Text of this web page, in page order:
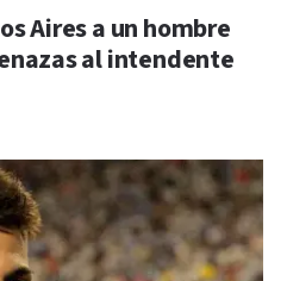
Aires a un hombre
al intendente